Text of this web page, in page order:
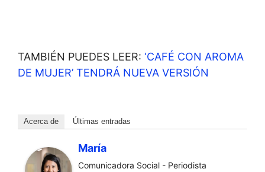
TAMBIÉN PUEDES LEER: ‘CAFÉ CON AROMA
DE MUJER’ TENDRÁ NUEVA VERSIÓN
Acerca de Últimas entradas
María
Comunicadora Social - Periodista